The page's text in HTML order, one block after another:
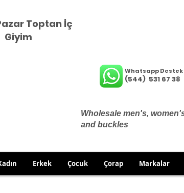
Toptan İç
Giyim
Whatsapp Destek
(544) 531 67 38
Wholesale men's,
and buckles
Erkek Çocuk Çorap Markalar